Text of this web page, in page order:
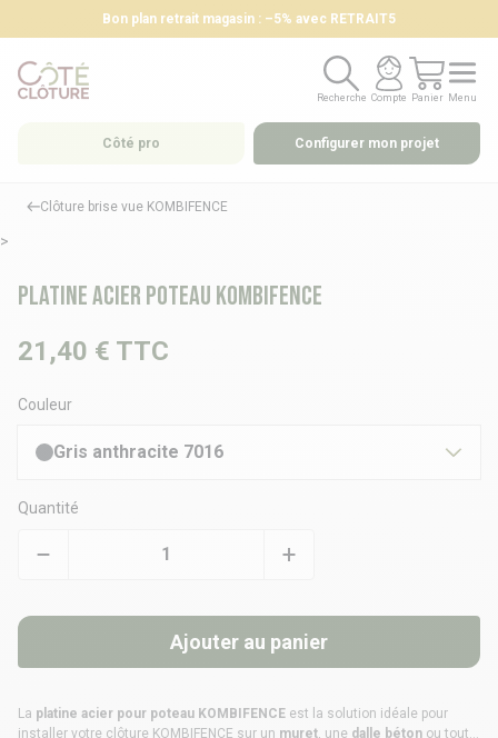
Bon plan retrait magasin : –5% avec RETRAIT5
Recherche
Recherche
Compte
Compte
Panier
Panier
Menu
Menu
Côté pro Configurer mon projet
Clôture brise vue KOMBIFENCE
Platine Acier poteau KOMBIFENCE
>
21,40 € TTC
Couleur
Gris anthracite 7016
Quantité
Ajouter au panier
La platine acier pour poteau KOMBIFENCE est la solution idéale pour
installer votre clôture KOMBIFENCE sur un muret, une dalle béton ou toute